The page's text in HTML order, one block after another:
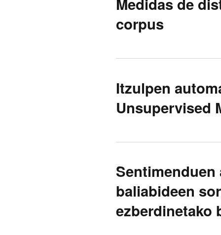
corpus
Itzulpen
Unsupervised
baliabideen
ezberdinetako